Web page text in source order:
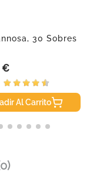
30 Sobres
€
Al Carrito